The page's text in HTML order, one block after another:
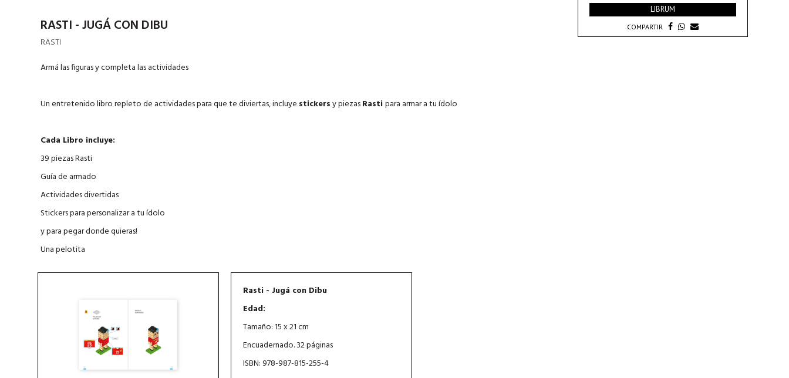
LIBRUM
COMPARTIR
RASTI - JUGÁ CON DIBU
RASTI
Armá las figuras y completa las actividades
Un entretenido libro repleto de actividades para que te diviertas, incluye stickersy piezasRastipara armar a tu ídolo
Cada Libro incluye:
39 piezas Rasti
Guía de armado
Actividades divertidas
Stickers para personalizar a tu ídolo
y para pegar donde quieras!
Una pelotita
Rasti - Jugá con Dibu
Edad:
Tamaño: 15 x 21 cm
Encuadernado. 32 páginas
ISBN: 978-987-815-255-4